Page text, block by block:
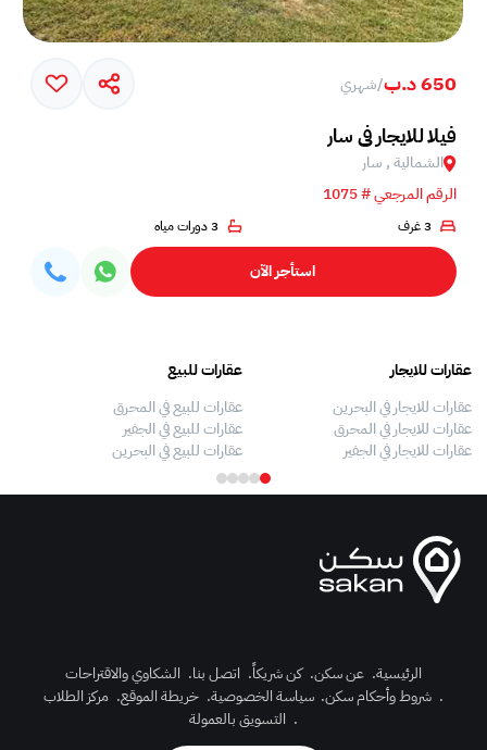
650 د.ب /شهري
فيلا للايجار في سار
الشمالية , سار
الرقم المرجعي # 1075
3 غرف 3 دورات مياه
استأجر الآن
عقارات للايجار
عقارات للايجار في البحرين
عقارات للايجار في المحرق
عقارات للايجار في الجفير
عقارات للبيع
عقارات للبيع في المحرق
عقارات للبيع في الجفير
عقارات للبيع في البحرين
الرئيسية. عن سكن. كن شريكاً. اتصل بنا. الشكاوي والاقتراحات
. شروط وأحكام سكن. سياسة الخصوصية. خريطة الموقع. مركز الطلاب
. التسويق بالعمولة